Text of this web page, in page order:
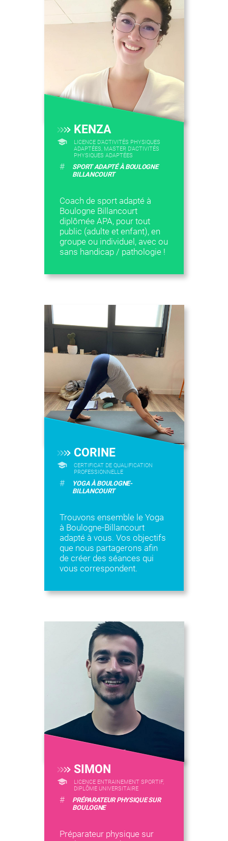
KENZA
LICENCE D’ACTIVITÉS PHYSIQUES
ADAPTÉES, MASTER D'ACTIVITÉS
PHYSIQUES ADAPTÉES
#
SPORT ADAPTÉ À BOULOGNE
BILLANCOURT
Coach de sport adapté à
Boulogne Billancourt
diplômée APA, pour tout
public (adulte et enfant), en
groupe ou individuel, avec ou
sans handicap / pathologie !
CORINE
CERTIFICAT DE QUALIFICATION
PROFESSIONNELLE
#
YOGA À BOULOGNE-
BILLANCOURT
Trouvons ensemble le Yoga
à Boulogne-Billancourt
adapté à vous. Vos objectifs
que nous partagerons afin
de créer des séances qui
vous correspondent.
SIMON
LICENCE ENTRAINEMENT SPORTIF,
DIPLÔME UNIVERSITAIRE
#
PRÉPARATEUR PHYSIQUE SUR
BOULOGNE
Préparateur physique sur